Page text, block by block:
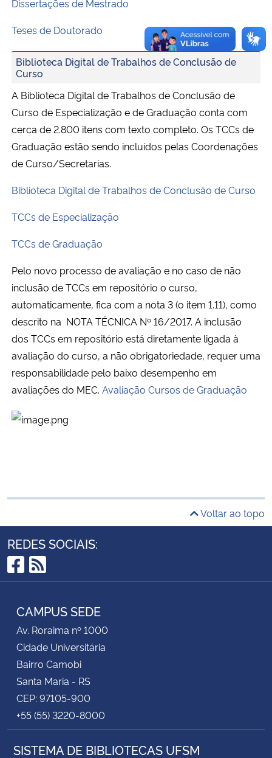
Dissertações de Mestrado
Teses de Doutorado
Biblioteca Digital de Trabalhos de Conclusão de
Curso
A Biblioteca Digital de Trabalhos de Conclusão de
Curso de Especialização e de Graduação conta com
cerca de 2.800 itens com texto completo. Os TCCs de
Graduação estão sendo incluídos pelas Coordenações
de Curso/Secretarias.
Biblioteca Digital de Trabalhos de Conclusão de Curso
TCCs de Especialização
TCCs de Graduação
Pelo novo processo de avaliação e no caso de não
inclusão de TCCs em repositório o curso,
automaticamente, fica com a nota 3 (o item 1.11), como
descrito na NOTA TÉCNICA Nº 16/2017. A inclusão
dos TCCs em repositório está diretamente ligada à
avaliação do curso, a não obrigatoriedade, requer uma
responsabilidade pelo baixo desempenho em
avaliações do MEC. Avaliação Cursos de Graduação
Voltar ao topo
REDES SOCIAIS:
Facebook
RSS
CAMPUS SEDE
Av. Roraima nº 1000
Cidade Universitária
Bairro Camobi
Santa Maria - RS
CEP: 97105-900
+55 (55) 3220-8000
SISTEMA DE BIBLIOTECAS UFSM